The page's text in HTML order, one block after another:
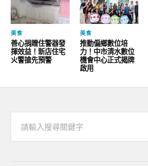
美食
善心捐贈住警器發
揮效益！新店住宅
火警搶先預警
美食
推動偏鄉數位培
力！中市清水數位
機會中心正式揭牌
啟用